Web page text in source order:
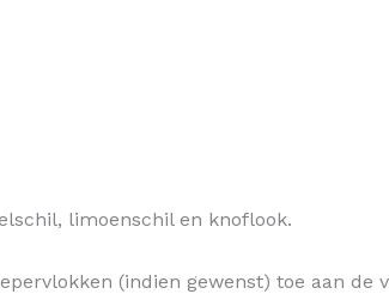
limoenschil en knoflook.
(indien gewenst) toe aan de